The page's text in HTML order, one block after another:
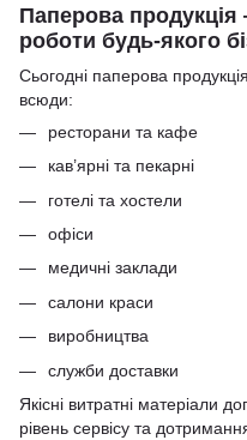
Паперова
роботи будь-якого
Сьогодні паперова
всюди:
ресторани та кафе
кав’ярні та пекарні
готелі та хостели
офіси
медичні заклади
салони краси
виробництва
служби доставки
Якісні витратні матеріали
рівень сервісу та